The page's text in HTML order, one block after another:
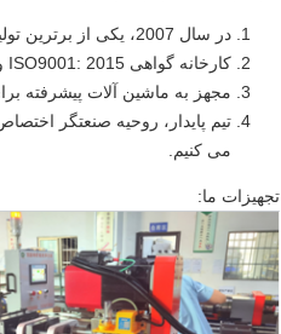
در سال 2007، یکی از برترین تولید کنندگان قطعات قالب در شهر Dongguan تاسیس شد.
کارخانه گواهی ISO9001: 2015 و اعطا عنوان تامین کننده کیفیت توسط بسیاری از مشتریان.
مجهز به ماشین آلات پیشرفته
تیم پایدار، روحیه صنعتگر
می کنیم.
تجهیزات ما: